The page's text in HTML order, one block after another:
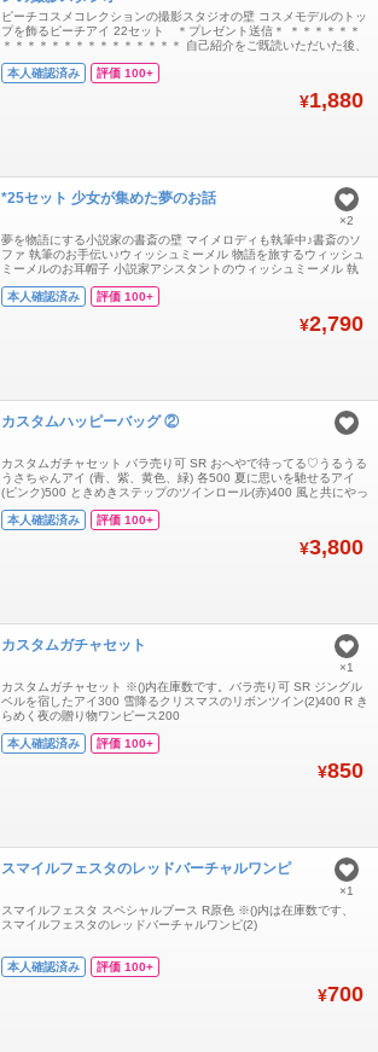
ピーチコスメコレクションの撮影スタジオの壁 コスメモデルのトッ
プを飾るピーチアイ 22セット ＊プレゼント送信＊ ＊＊＊＊＊＊
＊＊＊＊＊＊＊＊＊＊＊＊＊＊＊ 自己紹介をご既読いただいた後、
＊＊＊＊＊＊＊ ご購入前に念の為、在庫確認のコメントをお願いし
本人確認済み 評価 100+
¥1,880
*25セット 少女が集めた夢のお話
夢を物語にする小説家の書斎の壁 マイメロディも執筆中♪書斎のソ
ファ 執筆のお手伝い♪ウィッシュミーメル 物語を旅するウィッシュ
ミーメルのお耳帽子 小説家アシスタントのウィッシュミーメル 執
＊＊＊＊＊＊＊＊＊＊＊＊＊＊＊＊＊＊＊＊ 自己紹介をご既読いた
本人確認済み 評価 100+
¥2,790
×2
カスタムハッピーバッグ ②
カスタムガチャセット バラ売り可 SR おへやで待ってる♡うるうる
うさちゃんアイ (青、紫、黄色、緑) 各500 夏に思いを馳せるアイ
(ピンク)500 ときめきステップのツインロール(赤)400 風と共にやっ
のお耳(紫)400 N 軽やかステップのアイドルパンプス(黒)100
本人確認済み 評価 100+
¥3,800
カスタムガチャセット
カスタムガチャセット ※()内在庫数です。バラ売り可 SR ジングル
ベルを宿したアイ300 雪降るクリスマスのリボンツイン(2)400 R き
らめく夜の贈り物ワンピース200
本人確認済み 評価 100+
¥850
×1
スマイルフェスタのレッドバーチャルワンピ
スマイルフェスタ スペシャルブース R原色 ※()内は在庫数です、
スマイルフェスタのレッドバーチャルワンピ(2)
本人確認済み 評価 100+
¥700
×1